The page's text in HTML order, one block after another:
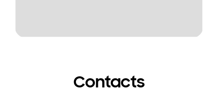
Contacts